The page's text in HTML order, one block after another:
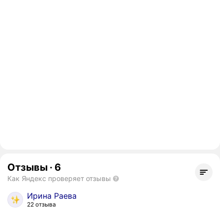
Отзывы · 6
Как Яндекс проверяет отзывы
Ирина Раева
22 отзыва